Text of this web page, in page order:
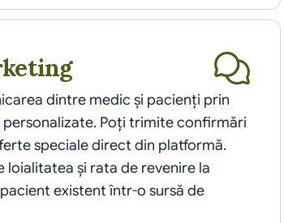
dintre medic și pacienți prin
Poți trimite confirmări
speciale direct din platformă.
și rata de revenire la
existent într-o sursă de